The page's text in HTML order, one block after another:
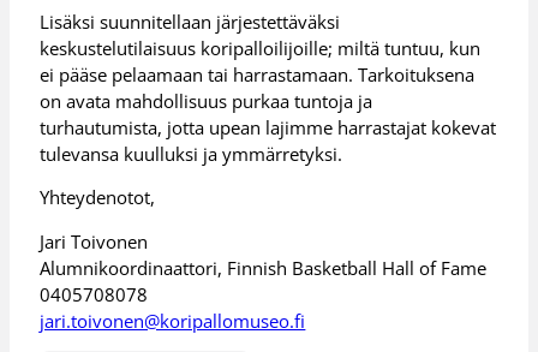
Lisäksi suunnitellaan järjestettäväksi
keskustelutilaisuus koripalloilijoille; miltä tuntuu, kun
ei pääse pelaamaan tai harrastamaan. Tarkoituksena
on avata mahdollisuus purkaa tuntoja ja
turhautumista, jotta upean lajimme harrastajat kokevat
tulevansa kuulluksi ja ymmärretyksi.
Yhteydenotot,
Jari Toivonen
Alumnikoordinaattori, Finnish Basketball Hall of Fame
0405708078
jari.toivonen@koripallomuseo.fi